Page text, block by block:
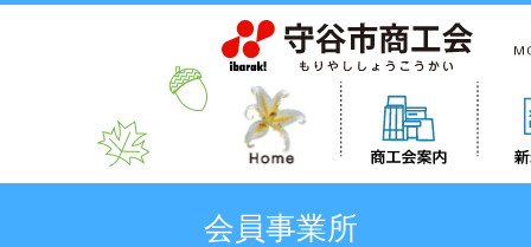
会員事業所